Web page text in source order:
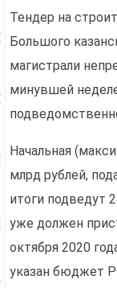
Тендер на
Большого
магистрали
минувшей
Начальная
млрд рублей,
итоги подведут
уже должен
октября 2020
указан бюджет